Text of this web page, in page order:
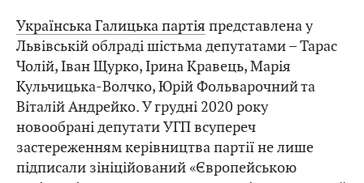
Українська Галицька партія представлена у
Львівській облраді шістьма депутатами – Тарас
Чолій, Іван Щурко, Ірина Кравець, Марія
Кульчицька-Волчко, Юрій Фольварочний та
Віталій Андрейко. У грудні 2020 року
новообрані депутати УГП всупереч
застереженням керівництва партії не лише
підписали зініційований «Європейською